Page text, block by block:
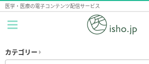
医学・医療の電子コンテンツ配信サービス
カテゴリー